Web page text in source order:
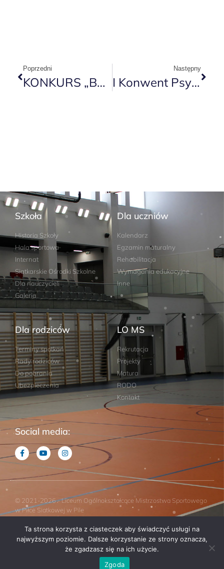
Poprzedni
KONKURS „BE THE MASTERCHEF IN YOUR OWN KITCHEN”- „BĄDŹ MASTERSZEFEM WE WŁASNEJ KUCHNI”
Następny
I Konwent Psychologów I Pedagogów Szkół I Placówek Powiatu Pilskiego.
Szkoła
Historia Szkoły
Hala sportowa
Internat
Siatkarskie Ośrodki Szkolne
Dla nauczycieli
Galeria
Dla uczniów
Kalendarz
Egzamin maturalny
Rehabilitacja
Wymagania edukacyjne
Inne
Dla rodziców
Terminy spotkań
Rady rodziców
Do pobrania
Ubezpieczenia
LO MS
Rekrutacja
Projekty
Matura
RODO
Kontakt
Social media:
© 2021-2026 - Liceum Ogólnokształcące Mistrzostwa Sportowego
w Piłce Siatkowej w Pile
Projekt: Studio Horizon
Ta strona korzysta z ciasteczek aby świadczyć usługi na
najwyższym poziomie. Dalsze korzystanie ze strony oznacza,
że zgadzasz się na ich użycie.
Zgoda